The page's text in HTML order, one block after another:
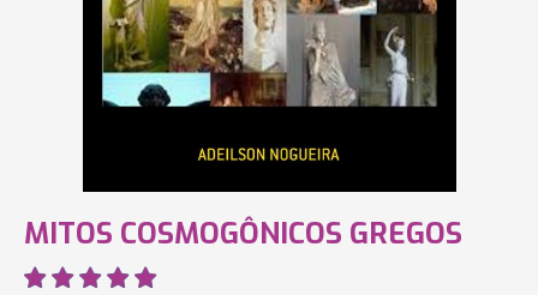
MITOS COSMOGÔNICOS GREGOS